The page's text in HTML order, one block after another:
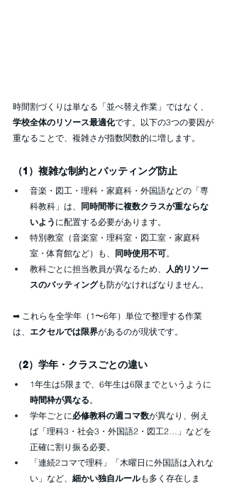
時間割づくりは単なる「並べ替え作業」ではなく、
学校全体のリソース最適化です。以下の3つの要因が
重なることで、複雑さが指数関数的に増します。
（1）複雑な制約とバッティング防止
音楽・図工・理科・家庭科・外国語などの「専
科教科」は、 同時間帯に複数クラスが重ならな
いよう に配置する必要があります。
特別教室（音楽室・理科室・図工室・家庭科
室・体育館など）も、 同時使用不可。
教科ごとに担当教員が異なるため、
人的リソー
スのバッティングも防がなければなりません。
➡ これらを全学年（1〜6年）単位で整理する作業
は、 エクセルでは限界があるのが現状です。
（2）学年・クラスごとの違い
1年生は5限まで、6年生は6限までというように
時間枠が異なる 。
学年ごとに必修教科の週コマ数が異なり、例え
ば「理科3・社会3・外国語2・図工2…」などを
正確に割り振る必要。
「連続2コマで理科」「木曜日に外国語は入れな
い」など、 細かい独自ルールも多く存在しま